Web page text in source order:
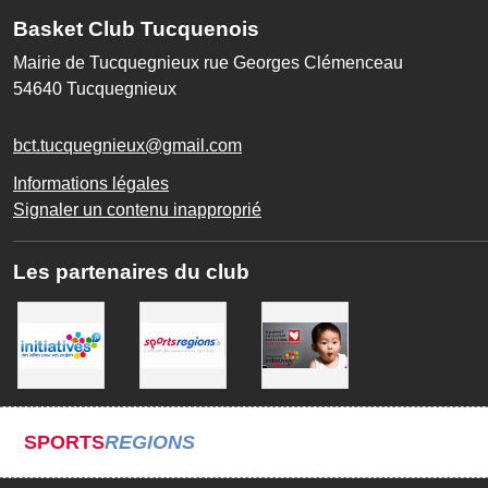
Basket Club Tucquenois
Mairie de Tucquegnieux rue Georges Clémenceau
54640 Tucquegnieux
bct.tucquegnieux@gmail.com
Informations légales
Signaler un contenu inapproprié
Les partenaires du club
SPORTSREGIONS